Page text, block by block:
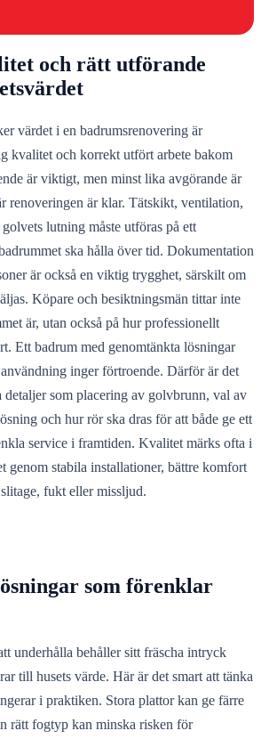
och rätt utförande
värdet i en badrumsrenovering är
kvalitet och korrekt utfört arbete bakom
är viktigt, men minst lika avgörande är
renoveringen är klar. Tätskikt, ventilation,
lutning måste utföras på ett
ska hålla över tid. Dokumentation
är också en viktig trygghet, särskilt om
Köpare och besiktningsmän tittar inte
är, utan också på hur professionellt
Ett badrum med genomtänkta lösningar
inger förtroende. Därför är det
som placering av golvbrunn, val av
och hur rör ska dras för att både ge ett
service i framtiden. Kvalitet märks ofta i
genom stabila installationer, bättre komfort
fukt eller missljud.
som förenklar
underhålla behåller sitt fräscha intryck
till husets värde. Här är det smart att tänka
i praktiken. Stora plattor kan ge färre
rätt fogtyp kan minska risken för